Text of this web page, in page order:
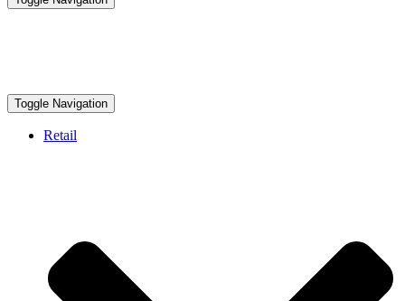
Toggle Navigation
Retail